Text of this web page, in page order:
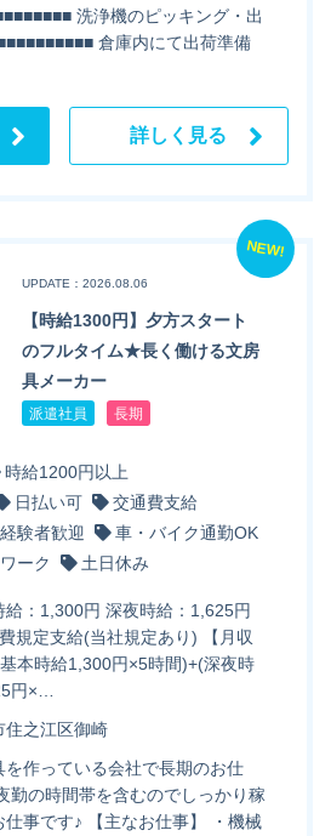
洗浄機のピッキング・出
倉庫内にて出荷準備
詳しく見る
NEW!
UPDATE：2026.08.06
【時給1300円】夕方スタート
のフルタイム★長く働ける文房
具メーカー
派遣社員 長期
時給1200円以上
日払い可
交通費支給
験者歓迎
車・バイク通勤OK
ーク 土日休み
給：1,300円 深夜時給：1,625円
規定支給(当社規定あり) 【月収
本時給1,300円×5時間)+(深夜時
円×…
住之江区御崎
を作っている会社で長期のお仕
勤の時間帯を含むのでしっかり稼
仕事です♪ 【主なお仕事】 ・機械